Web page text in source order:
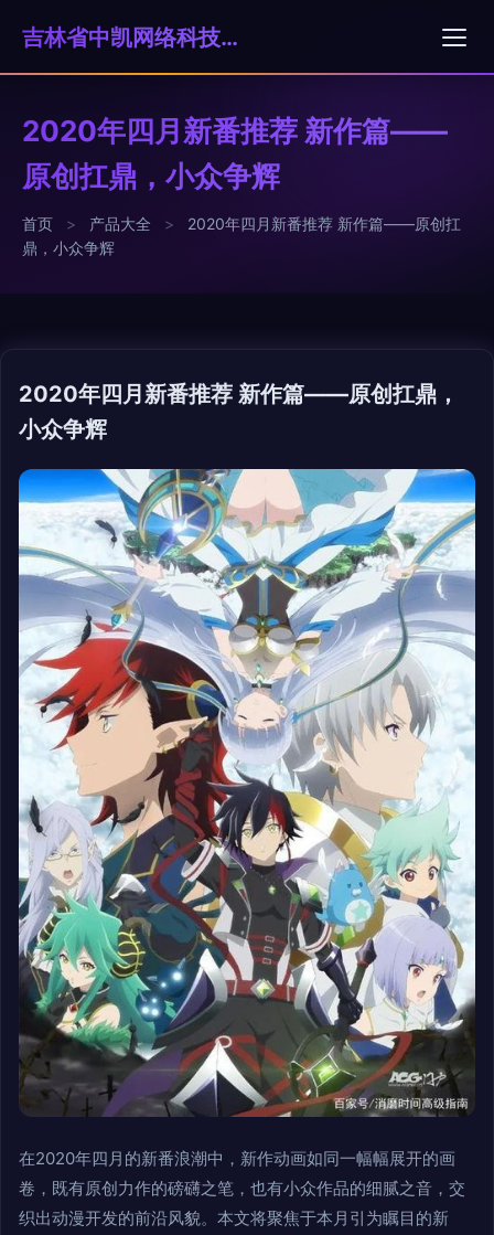
吉林省中凯网络科技有限公司
2020年四月新番推荐 新作篇——
原创扛鼎，小众争辉
首页 > 产品大全 >
2020年四月新番推荐 新作篇——原创扛
鼎，小众争辉
2020年四月新番推荐 新作篇——原创扛鼎，
小众争辉
在2020年四月的新番浪潮中，新作动画如同一幅幅展开的画
卷，既有原创力作的磅礴之笔，也有小众作品的细腻之音，交
织出动漫开发的前沿风貌。本文将聚焦于本月引为瞩目的新